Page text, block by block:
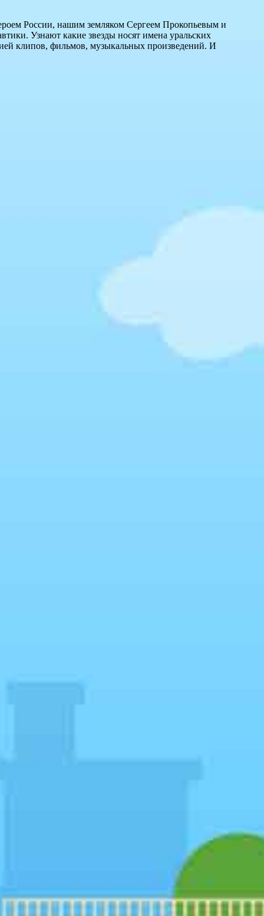
России, нашим земляком Сергеем Прокопьевым и
Узнают какие звезды носят имена уральских
клипов, фильмов, музыкальных произведений. И